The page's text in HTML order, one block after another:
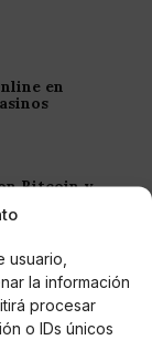
la información
procesar
o IDs únicos
en
Bitcoin y
México 2025